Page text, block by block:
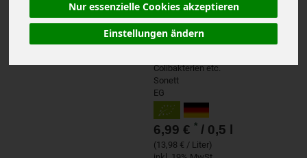
Nur essenzielle Cookies akzeptieren
Einstellungen ändern
Herpes, HIV, Noroviren,
MRSA- und ESBL-Keime
sowie gegen Pilze, Hefen
und Bakterien wie
Colibakterien etc.
Sonett
EG
6,99 € * / 0,5 l
(13,98 € / Liter)